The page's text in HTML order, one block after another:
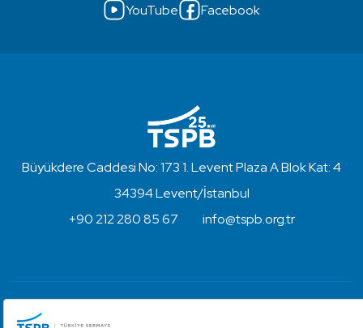
YouTube
Facebook
Büyükdere Caddesi No: 173 1. Levent Plaza A Blok Kat: 4
34394 Levent/İstanbul
+90 212 280 85 67
info@tspb.org.tr